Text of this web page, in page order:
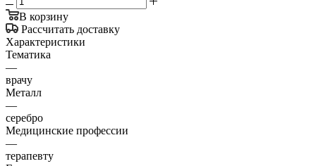
В корзину
Рассчитать доставку
Характеристики
Тематика
—
врачу
Металл
—
серебро
Медицинские профессии
—
терапевту